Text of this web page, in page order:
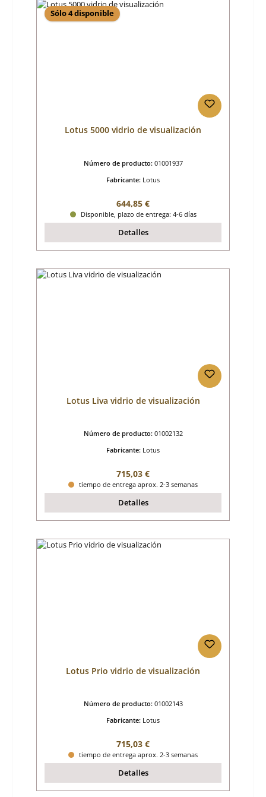
Sólo 4 disponible
Lotus 5000 vidrio de visualización
Número de producto: 01001937
Fabricante: Lotus
Precio normal:
644,85 €
Disponible, plazo de entrega: 4-6 días
Detalles
Lotus Liva vidrio de visualización
Número de producto: 01002132
Fabricante: Lotus
Precio normal:
715,03 €
tiempo de entrega aprox. 2-3 semanas
Detalles
Lotus Prio vidrio de visualización
Número de producto: 01002143
Fabricante: Lotus
Precio normal:
715,03 €
tiempo de entrega aprox. 2-3 semanas
Detalles